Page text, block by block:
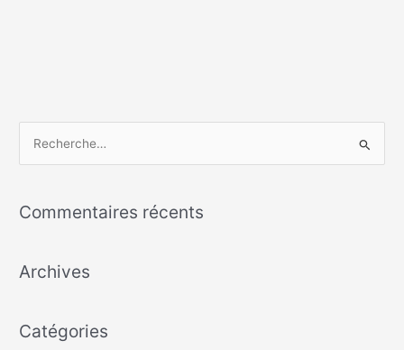
h
r
e
Commentaires récents
Archives
Catégories